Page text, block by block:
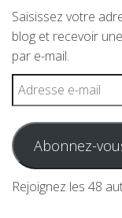
Saisissez votre
blog et recevoir
par e-mail.
Adresse e-mail
Abonnez-
Rejoignez les 48